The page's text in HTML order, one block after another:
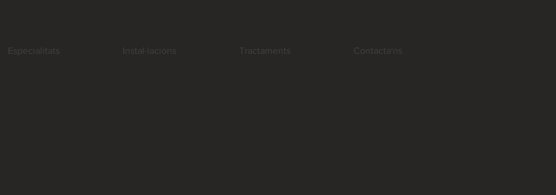
Especialitats Instal·lacions Tractaments Contacta'ns